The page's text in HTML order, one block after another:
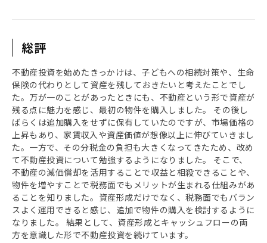
総評
不動産投資を始めたきっかけは、子どもへの相続対策や、生命
保険の代わりとして資産を残しておきたいと考えたことでし
た。万が一のことがあったときにも、不動産という形で資産が
残る点に魅力を感じ、最初の物件を購入しました。 その後し
ばらくは追加購入をせずに保有していたのですが、市場価格の
上昇もあり、家賃収入や資産価値が想像以上に伸びていきまし
た。一方で、その分税金の負担も大きくなってきたため、改め
て不動産投資について勉強するようになりました。 そこで、
不動産の減価償却を活用することで収益と相殺できることや、
物件を増やすことで税務面でもメリットが生まれる仕組みがあ
ることを知りました。資産形成だけでなく、税務面でもバラン
スよく運用できると感じ、追加で物件の購入を検討するように
なりました。 結果として、資産形成とキャッシュフローの両
方を意識した形で不動産投資を続けています。